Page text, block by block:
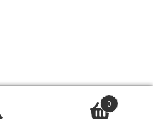
0